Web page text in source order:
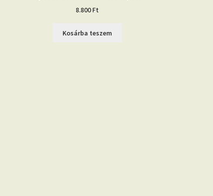
8.800Ft
Kosárba teszem